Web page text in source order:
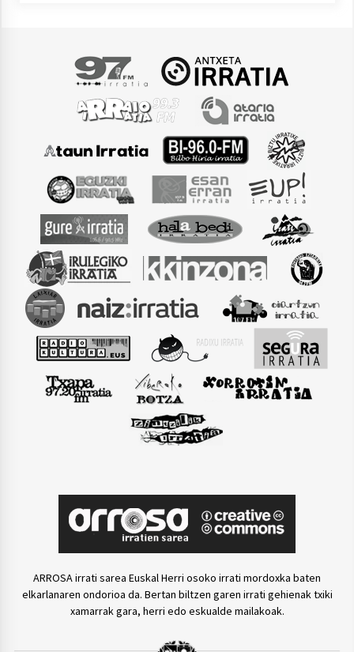
ARROSA irrati sarea Euskal Herri osoko irrati mordoxka baten
elkarlanaren ondorioa da. Bertan biltzen garen irrati gehienak txiki
xamarrak gara, herri edo eskualde mailakoak.